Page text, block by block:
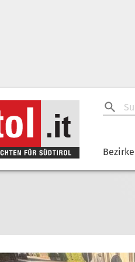
Bezirke